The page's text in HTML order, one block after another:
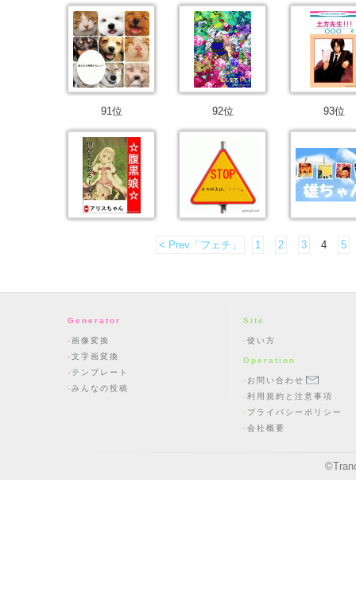
91位 92位 93位
< Prev「フェチ」 1 2 3 4 5
Generator
画像変換
文字画変換
テンプレート
みんなの投稿
Site
使い方
Operation
お問い合わせ
利用規約と注意事項
プライバシーポリシー
会社概要
©